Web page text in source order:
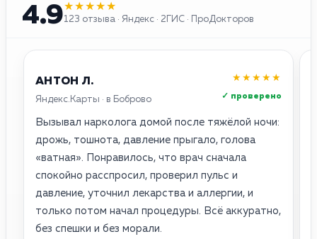
4.9★★★★★
123 отзыва · Яндекс · 2ГИС · ПроДокторов
АНТОН Л.
Яндекс.Карты · в Боброво
★★★★★
✓ проверено
Вызывал нарколога домой после тяжёлой ночи:
дрожь, тошнота, давление прыгало, голова
«ватная». Понравилось, что врач сначала
спокойно расспросил, проверил пульс и
давление, уточнил лекарства и аллергии, и
только потом начал процедуры. Всё аккуратно,
без спешки и без морали.